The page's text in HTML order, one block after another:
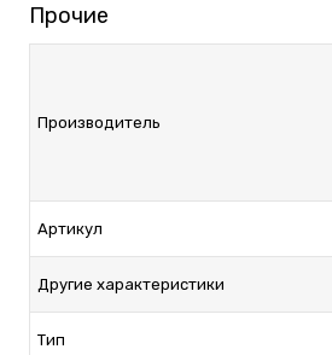
Прочие
Производитель
Артикул
Другие характеристики
Тип